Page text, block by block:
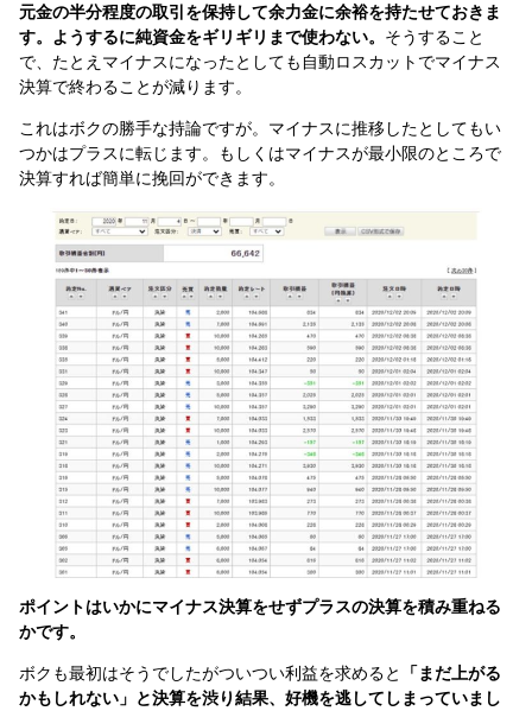
元金の半分程度の取引を保持して余力金に余裕を持たせておきま
す。ようするに純資金をギリギリまで使わない。 そうすること
で、たとえマイナスになったとしても自動ロスカットでマイナス
決算で終わることが減ります。
これはボクの勝手な持論ですが。マイナスに推移したとしてもい
つかはプラスに転じます。もしくはマイナスが最小限のところで
決算すれば簡単に挽回ができます。
ポイントはいかにマイナス決算をせずプラスの決算を積み重ねる
かです。
ボクも最初はそうでしたがついつい利益を求めると
「まだ上がる
かもしれない」と決算を渋り結果、好機を逃してしまっていまし